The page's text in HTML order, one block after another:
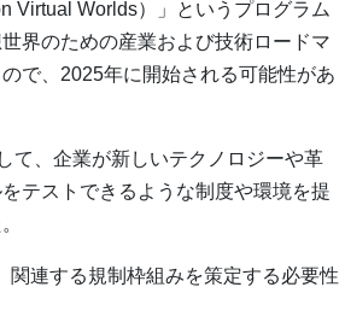
Virtual Worlds）」というプログラム
界のための産業および技術ロードマ
で、2025年に開始される可能性があ
て、企業が新しいテクノロジーや革
テストできるような制度や環境を提
関連する規制枠組みを策定する必要性